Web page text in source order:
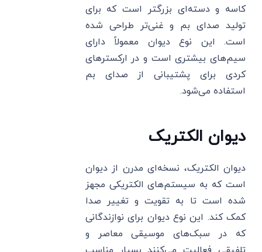
کاسه و دسته‌ای بزرگتر است که برای
تولید صدای بم و غنی‌تر طراحی شده
است. این نوع دیوان معمولاً دارای
سیم‌های بیشتری است و در ارکسترهای
کردی برای پشتیبانی از صدای بم
استفاده می‌شود.
دیوان الکتریک
دیوان الکتریک، نسخه‌ای مدرن از دیوان
است که به سیستم‌های الکتریکی مجهز
شده است تا به تقویت و تغییر صدا
کمک کند. این نوع دیوان برای نوازندگانی
که در سبک‌های موسیقی معاصر و